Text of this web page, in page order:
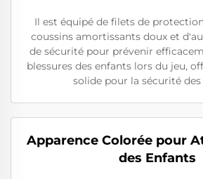
Il est équipé de filets de
coussins amortissants doux et
de sécurité pour prévenir
blessures des enfants lors du jeu,
solide pour la sécurité des
Apparence Colorée pour
des Enfants